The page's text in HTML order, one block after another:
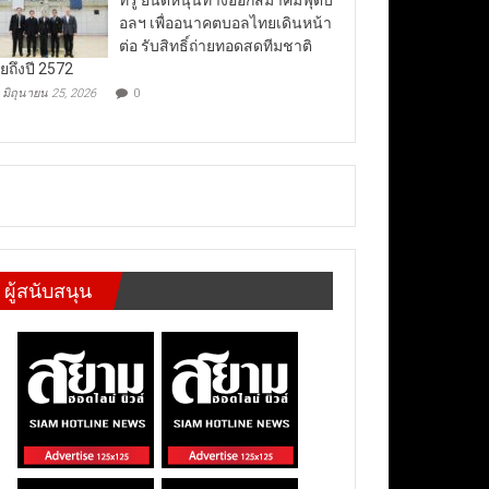
อลฯ เพื่ออนาคตบอลไทยเดินหน้า
ต่อ รับสิทธิ์ถ่ายทอดสดทีมชาติ
ถึงปี 2572
มิถุนายน 25, 2026 0
ผู้สนับสนุน